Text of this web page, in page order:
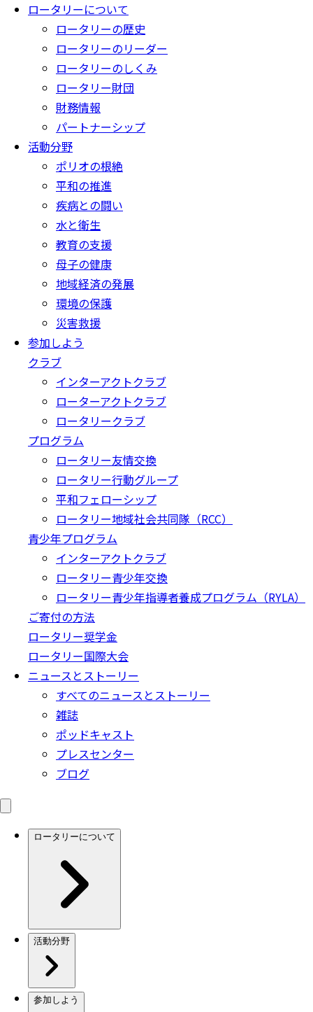
ロータリーについて
ロータリーの歴史
ロータリーのリーダー
ロータリーのしくみ
ロータリー財団
財務情報
パートナーシップ
活動分野
ポリオの根絶
平和の推進
疾病との闘い
水と衛生
教育の支援
母子の健康
地域経済の発展
環境の保護
災害救援
参加しよう
クラブ
インターアクトクラブ
ローターアクトクラブ
ロータリークラブ
プログラム
ロータリー友情交換
ロータリー行動グループ
平和フェローシップ
ロータリー地域社会共同隊（RCC）
青少年プログラム
インターアクトクラブ
ロータリー青少年交換
ロータリー青少年指導者養成プログラム（RYLA）
ご寄付の方法
ロータリー奨学金
ロータリー国際大会
ニュースとストーリー
すべてのニュースとストーリー
雑誌
ポッドキャスト
プレスセンター
ブログ
ロータリーについて
活動分野
参加しよう